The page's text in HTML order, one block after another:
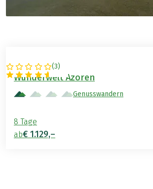
(3)
PORTUGAL
Wunderwelt Azoren
Genusswandern
8 Tage
ab€ 1.129,–